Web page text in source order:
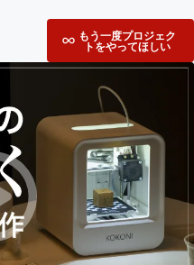
もう一度プロジェク
トをやってほしい